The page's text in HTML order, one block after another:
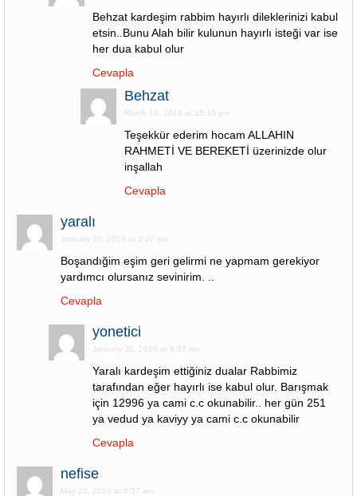
Behzat kardeşim rabbim hayırlı dileklerinizi kabul
etsin..Bunu Alah bilir kulunun hayırlı isteği var ise
her dua kabul olur
Cevapla
Behzat
March 16, 2016 at 12:10 pm
Teşekkür ederim hocam ALLAHIN
RAHMETİ VE BEREKETİ üzerinizde olur
inşallah
Cevapla
yaralı
January 30, 2016 at 2:27 pm
Boşandığim eşim geri gelirmi ne yapmam gerekiyor
yardımcı olursanız sevinirim. ..
Cevapla
yonetici
January 30, 2016 at 6:57 pm
Yaralı kardeşim ettiğiniz dualar Rabbimiz
tarafından eğer hayırlı ise kabul olur. Barışmak
için 12996 ya cami c.c okunabilir.. her gün 251
ya vedud ya kaviyy ya cami c.c okunabilir
Cevapla
nefise
May 22, 2015 at 5:57 am